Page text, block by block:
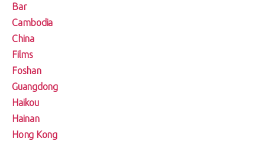
Bar
Cambodia
China
Films
Foshan
Guangdong
Haikou
Hainan
Hong Kong